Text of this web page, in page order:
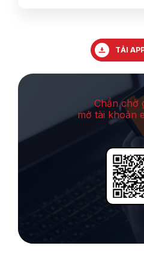
TẢI
Chần chờ
mở tài khoản